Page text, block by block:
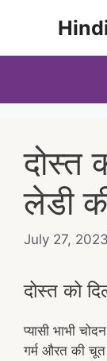
दोस्त
लेडी
July 27, 2023
दोस्त को
प्यासी भाभी
गर्म औरत की चूत